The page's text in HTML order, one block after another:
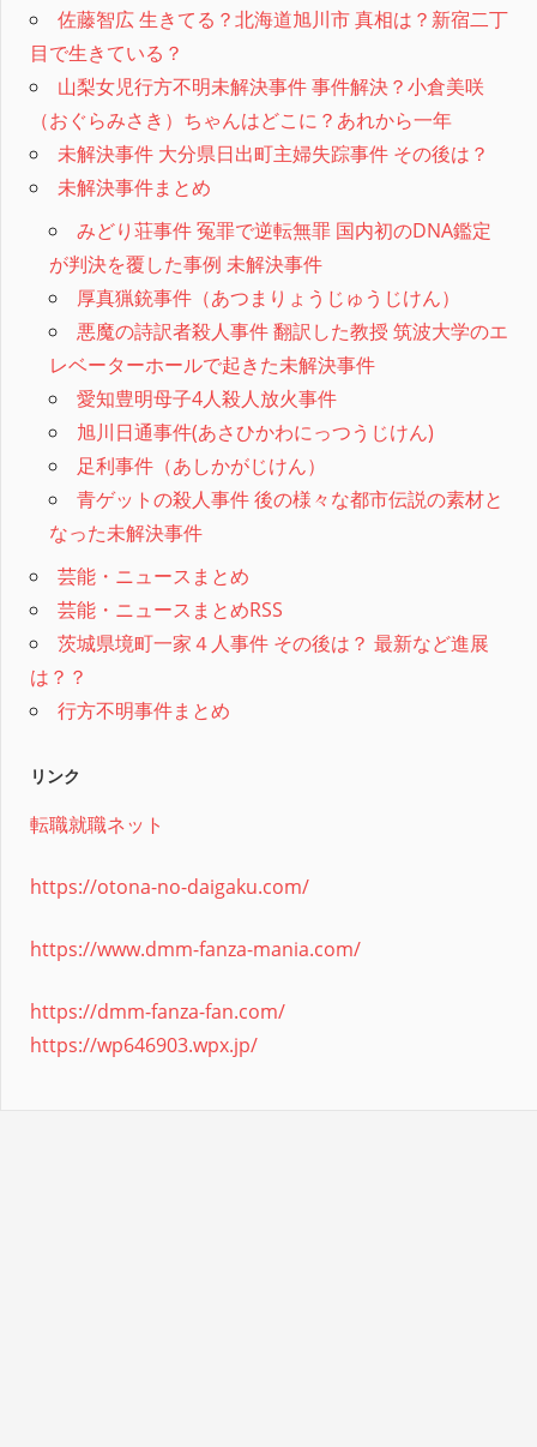
佐藤智広 生きてる？北海道旭川市 真相は？新宿二丁
目で生きている？
山梨女児行方不明未解決事件 事件解決？小倉美咲
（おぐらみさき）ちゃんはどこに？あれから一年
未解決事件 大分県日出町主婦失踪事件 その後は？
未解決事件まとめ
みどり荘事件 冤罪で逆転無罪 国内初のDNA鑑定
が判決を覆した事例 未解決事件
厚真猟銃事件（あつまりょうじゅうじけん）
悪魔の詩訳者殺人事件 翻訳した教授 筑波大学のエ
レベーターホールで起きた未解決事件
愛知豊明母子4人殺人放火事件
旭川日通事件(あさひかわにっつうじけん)
足利事件（あしかがじけん）
青ゲットの殺人事件 後の様々な都市伝説の素材と
なった未解決事件
芸能・ニュースまとめ
芸能・ニュースまとめRSS
茨城県境町一家４人事件 その後は？ 最新など進展
は？？
行方不明事件まとめ
リンク
転職就職ネット
https://otona-no-daigaku.com/
https://www.dmm-fanza-mania.com/
https://dmm-fanza-fan.com/
https://wp646903.wpx.jp/